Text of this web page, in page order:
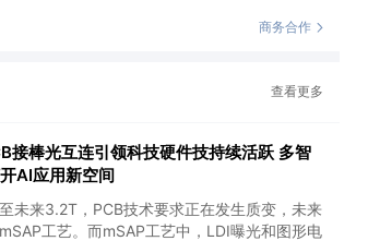
商务合作
查看更多
接棒光互连引领科技硬件技持续活跃 多智
AI应用新空间
未来3.2T，PCB技术要求正在发生质变，未来
工艺。而mSAP工艺中，LDI曝光和图形电